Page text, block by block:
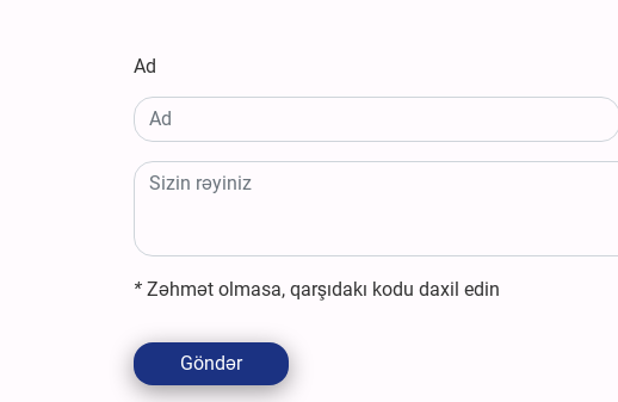
Ad
* Zəhmət olmasa, qarşıdakı kodu daxil edin
Göndər